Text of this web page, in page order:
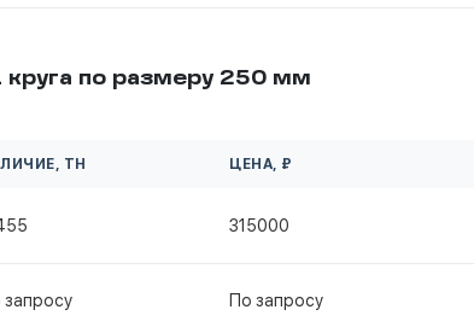
по размеру 250 мм
ТН ЦЕНА, ₽
315000
запросу По запросу